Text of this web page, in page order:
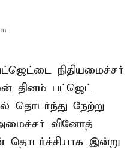
நிதியமைச்சர்
தினம் பட்ஜெட்
தொடர்ந்து நேற்று
வினோத்
இன்று